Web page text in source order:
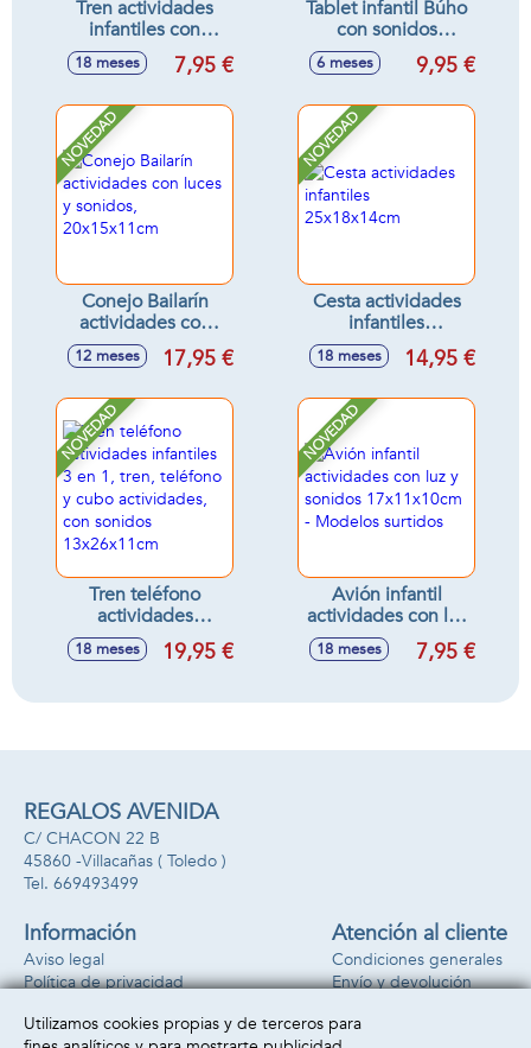
Tren actividades
infantiles con
sonidos
16'5x8'5x11cm -
18 meses 7,95 €
Tablet infantil Búho
con sonidos
10x15x3cm
6 meses 9,95 €
NOVEDAD
Conejo Bailarín
actividades con
luces y sonidos,
20x15x11cm
12 meses 17,95 €
NOVEDAD
Cesta actividades
infantiles
25x18x14cm
18 meses 14,95 €
NOVEDAD
Tren teléfono
actividades
infantiles 3 en 1,
tren, teléfono y
con sonidos
18 meses 19,95 €
NOVEDAD
Avión infantil
actividades con luz
y sonidos
17x11x10cm -
18 meses 7,95 €
REGALOS AVENIDA
C/ CHACON 22 B
45860 -Villacañas ( Toledo )
669493499
Información
Aviso legal
Política de privacidad
Atención al cliente
Condiciones generales
Envío y devolución
Formas de pago
Utilizamos cookies propias y de terceros para